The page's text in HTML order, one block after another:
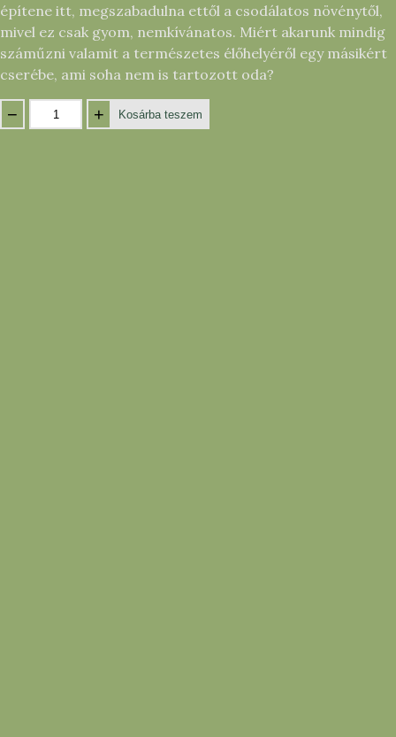
építene itt, megszabadulna ettől a csodálatos növénytől,
mivel ez csak gyom, nemkívánatos. Miért akarunk mindig
száműzni valamit a természetes élőhelyéről egy másikért
cserébe, ami soha nem is tartozott oda?
− + Kosárba teszem